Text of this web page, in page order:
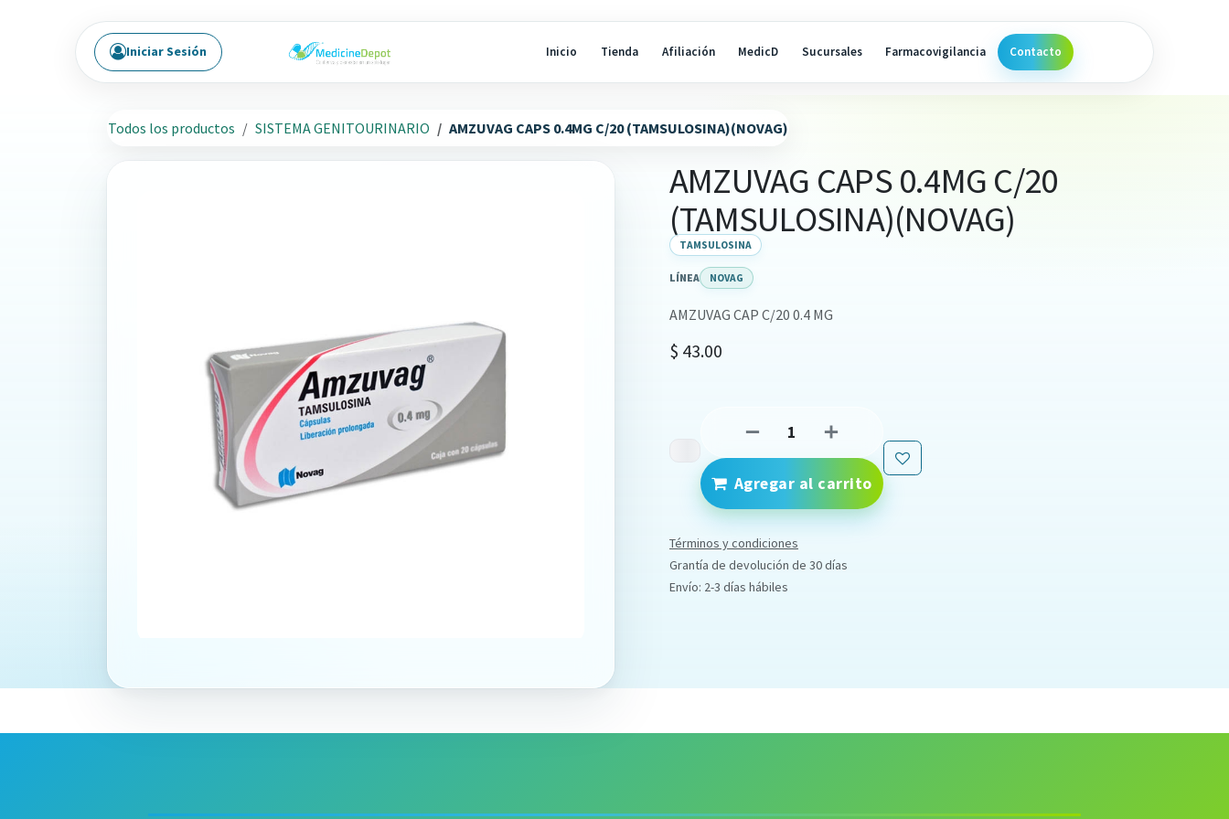
Inicio Tienda Afiliación MedicD Sucursales Farmacovigilancia Contacto
Iniciar Sesión
Todos los productos SISTEMA GENITOURINARIO AMZUVAG CAPS 0.4MG C/20 (TAMSULOSINA)(NOVAG)
AMZUVAG CAPS 0.4MG C/20
(TAMSULOSINA)(NOVAG)
TAMSULOSINA
LÍNEA NOVAG
AMZUVAG CAP C/20 0.4 MG
$ 43.00
Agregar al carrito
Términos y condiciones
Grantía de devolución de 30 días
Envío: 2-3 días hábiles